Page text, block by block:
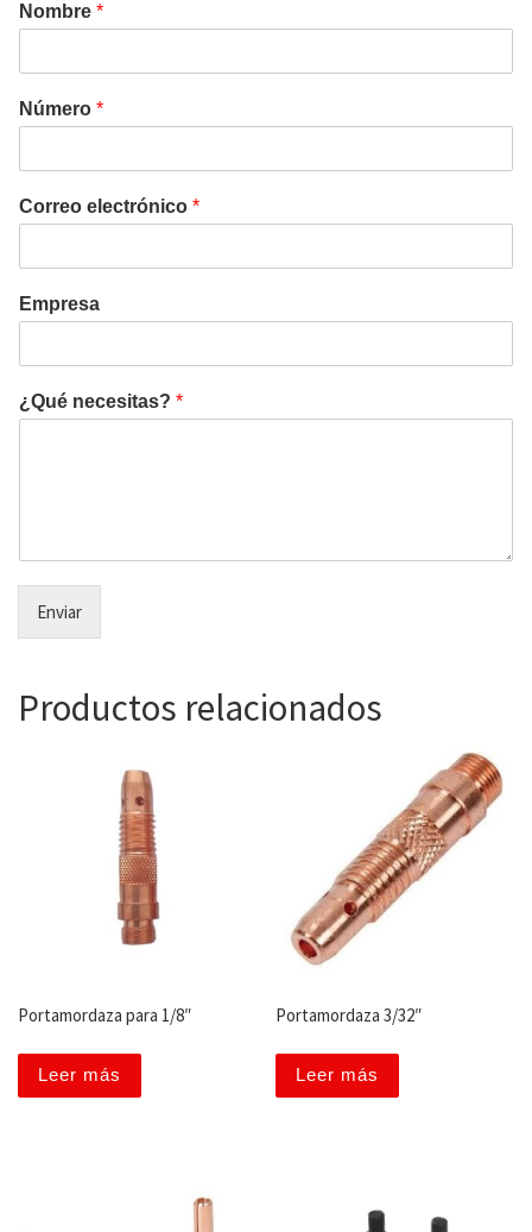
Nombre *
Número *
Correo electrónico *
Empresa
¿Qué necesitas? *
Enviar
Productos relacionados
Portamordaza para 1/8″
Leer más
Portamordaza 3/32″
Leer más